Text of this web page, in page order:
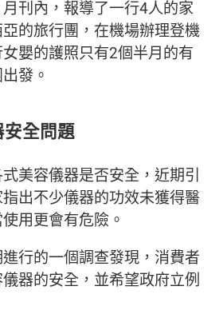
刊內，報導了一行4人的家
的旅行團，在機場辦理登機
嬰的護照只有2個半月的有
發。
全問題
美容儀器是否安全，近期引
出不少儀器的功效未獲得醫
用更會有危險。
行的一個調查發現，消費者
器的安全，並希望政府立例